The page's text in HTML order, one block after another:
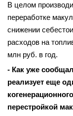
В целом
переработке
снижении
расходов на
млн руб. в год.
- Как уже
реализует еще
перестройкой